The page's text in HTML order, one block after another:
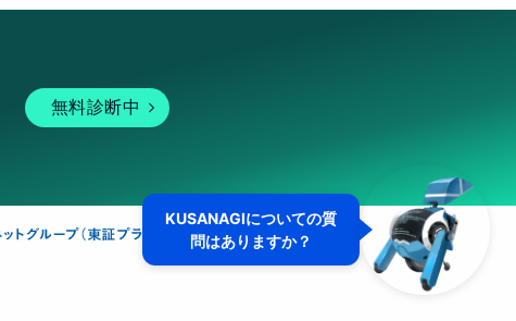
無料診断中
KUSANAGIについての質
問はありますか？